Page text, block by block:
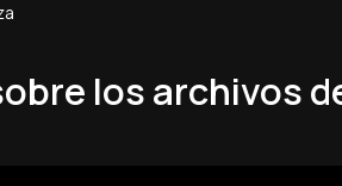
los archivos